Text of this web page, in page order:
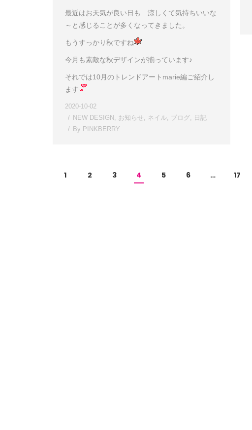
最近はお天気が良い日も 涼しくて気持ちいいな
～と感じることが多くなってきました。
もうすっかり秋ですね
今月も素敵な秋デザインが揃っています♪
それでは10月のトレンドアートmarie編ご紹介し
ます
2020-10-02
NEW DESIGN , お知らせ, ネイル, ブログ, 日記
By PINKBERRY
1 2 3 4 5 6 … 17